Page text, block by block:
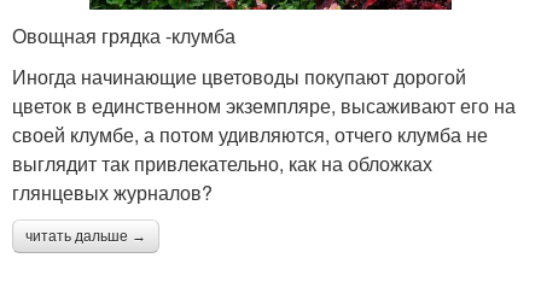
Овощная грядка -клумба
Иногда начинающие цветоводы покупают дорогой
цветок в единственном экземпляре, высаживают его на
своей клумбе, а потом удивляются, отчего клумба не
выглядит так привлекательно, как на обложках
глянцевых журналов?
читать дальше →